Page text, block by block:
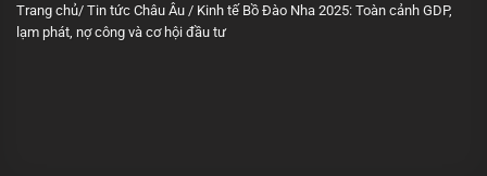
Trang chủ/ Tin tức Châu Âu / Kinh tế Bồ Đào Nha 2025: Toàn cảnh GDP,
lạm phát, nợ công và cơ hội đầu tư